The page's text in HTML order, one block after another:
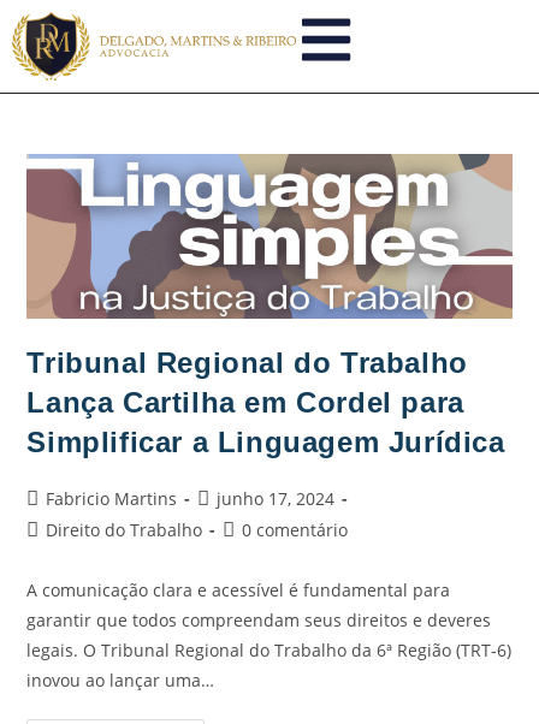
Tribunal Regional do Trabalho
Lança Cartilha em Cordel para
Simplificar a Linguagem Jurídica
Fabricio Martins
junho 17, 2024
Direito do Trabalho
0 comentário
A comunicação clara e acessível é fundamental para
garantir que todos compreendam seus direitos e deveres
legais. O Tribunal Regional do Trabalho da 6ª Região (TRT-6)
inovou ao lançar uma…